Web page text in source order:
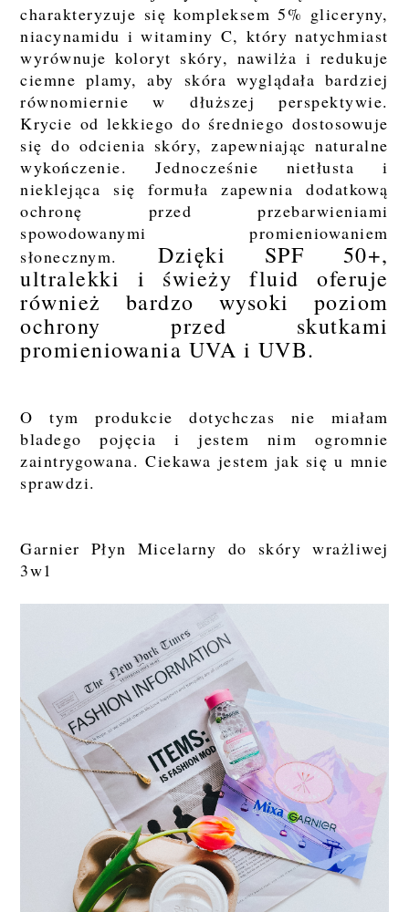
charakteryzuje się kompleksem 5% gliceryny,
niacynamidu i witaminy C, który natychmiast
wyrównuje koloryt skóry, nawilża i redukuje
ciemne plamy, aby skóra wyglądała bardziej
równomiernie w dłuższej perspektywie.
Krycie od lekkiego do średniego dostosowuje
się do odcienia skóry, zapewniając naturalne
wykończenie. Jednocześnie nietłusta i
nieklejąca się formuła zapewnia dodatkową
ochronę przed przebarwieniami
spowodowanymi promieniowaniem
słonecznym.
Dzięki SPF 50+,
ultralekki i świeży fluid oferuje
również bardzo wysoki poziom
ochrony przed skutkami
promieniowania UVA i UVB.
O tym produkcie dotychczas nie miałam
bladego pojęcia i jestem nim ogromnie
zaintrygowana. Ciekawa jestem jak się u mnie
sprawdzi.
Garnier Płyn Micelarny do skóry wrażliwej
3w1